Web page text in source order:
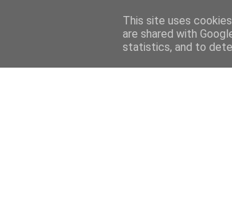
STRONA GŁÓWNA
This site uses
are shared with
statistics, and to